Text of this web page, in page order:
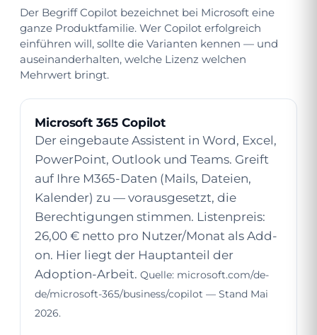
Der Begriff Copilot bezeichnet bei Microsoft eine
ganze Produktfamilie. Wer Copilot erfolgreich
einführen will, sollte die Varianten kennen — und
auseinanderhalten, welche Lizenz welchen
Mehrwert bringt.
Microsoft 365 Copilot
Der eingebaute Assistent in Word, Excel,
PowerPoint, Outlook und Teams. Greift
auf Ihre M365-Daten (Mails, Dateien,
Kalender) zu — vorausgesetzt, die
Berechtigungen stimmen. Listenpreis:
26,00 € netto pro Nutzer/Monat als Add-
on. Hier liegt der Hauptanteil der
Adoption-Arbeit. Quelle: microsoft.com/de-
de/microsoft-365/business/copilot — Stand Mai
2026.